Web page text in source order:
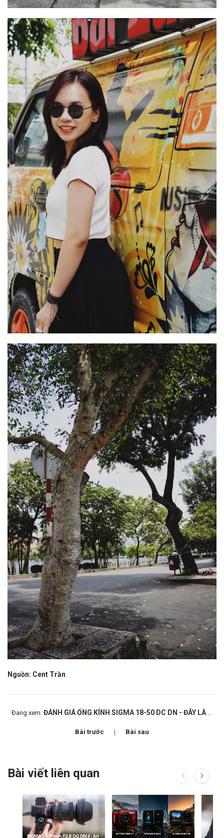
Nguồn: Cent Trần
Đang xem: ĐÁNH GIÁ ỐNG KÍNH SIGMA 18-50 DC DN - ĐÂY LÀ LENS KIT ĐÁNG MUA NHẤT?
Bài trước Bài sau
Bài viết liên quan